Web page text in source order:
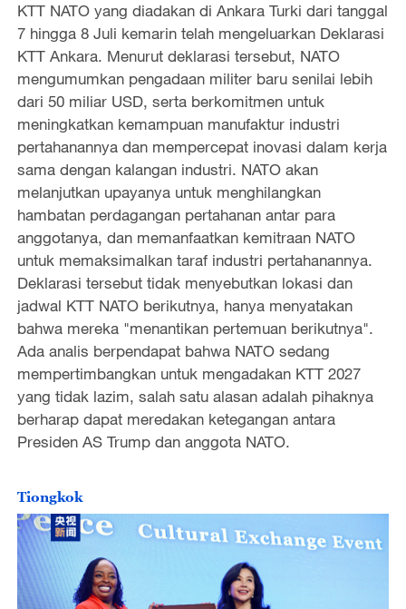
KTT NATO yang diadakan di Ankara Turki dari tanggal
7 hingga 8 Juli kemarin telah mengeluarkan Deklarasi
KTT Ankara. Menurut deklarasi tersebut, NATO
mengumumkan pengadaan militer baru senilai lebih
dari 50 miliar USD, serta berkomitmen untuk
meningkatkan kemampuan manufaktur industri
pertahanannya dan mempercepat inovasi dalam kerja
sama dengan kalangan industri. NATO akan
melanjutkan upayanya untuk menghilangkan
hambatan perdagangan pertahanan antar para
anggotanya, dan memanfaatkan kemitraan NATO
untuk memaksimalkan taraf industri pertahanannya.
Deklarasi tersebut tidak menyebutkan lokasi dan
jadwal KTT NATO berikutnya, hanya menyatakan
bahwa mereka "menantikan pertemuan berikutnya".
Ada analis berpendapat bahwa NATO sedang
mempertimbangkan untuk mengadakan KTT 2027
yang tidak lazim, salah satu alasan adalah pihaknya
berharap dapat meredakan ketegangan antara
Presiden AS Trump dan anggota NATO.
Tiongkok